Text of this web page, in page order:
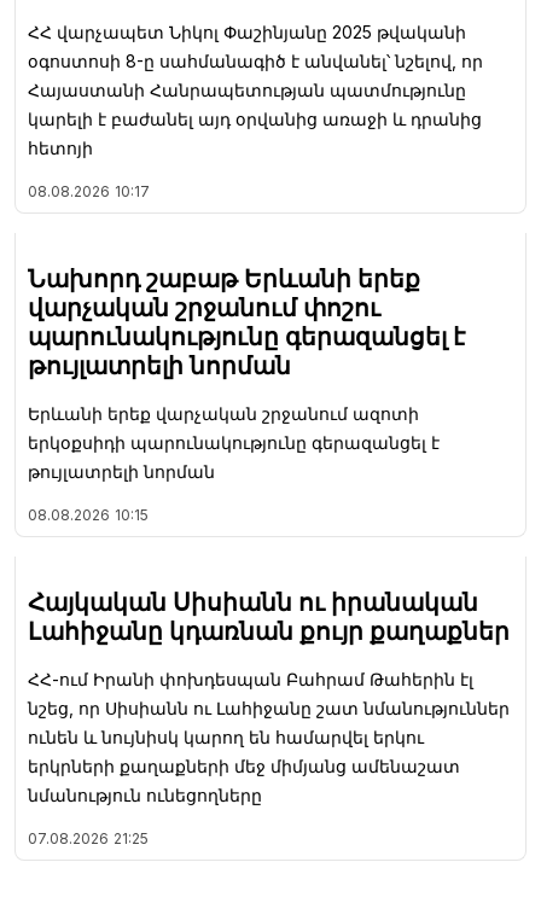
ՀՀ վարչապետ Նիկոլ Փաշինյանը 2025 թվականի
օգոստոսի 8-ը սահմանագիծ է անվանել՝ նշելով, որ
Հայաստանի Հանրապետության պատմությունը
կարելի է բաժանել այդ օրվանից առաջի և դրանից
հետոյի
08.08.2026 10:17
Նախորդ շաբաթ Երևանի երեք
վարչական շրջանում փոշու
պարունակությունը գերազանցել է
թույլատրելի նորման
Երևանի երեք վարչական շրջանում ազոտի
երկօքսիդի պարունակությունը գերազանցել է
թույլատրելի նորման
08.08.2026 10:15
Հայկական Սիսիանն ու իրանական
Լահիջանը կդառնան քույր քաղաքներ
ՀՀ-ում Իրանի փոխդեսպան Բահրամ Թահերին էլ
նշեց, որ Սիսիանն ու Լահիջանը շատ նմանություններ
ունեն և նույնիսկ կարող են համարվել երկու
երկրների քաղաքների մեջ միմյանց ամենաշատ
նմանություն ունեցողները
07.08.2026 21:25